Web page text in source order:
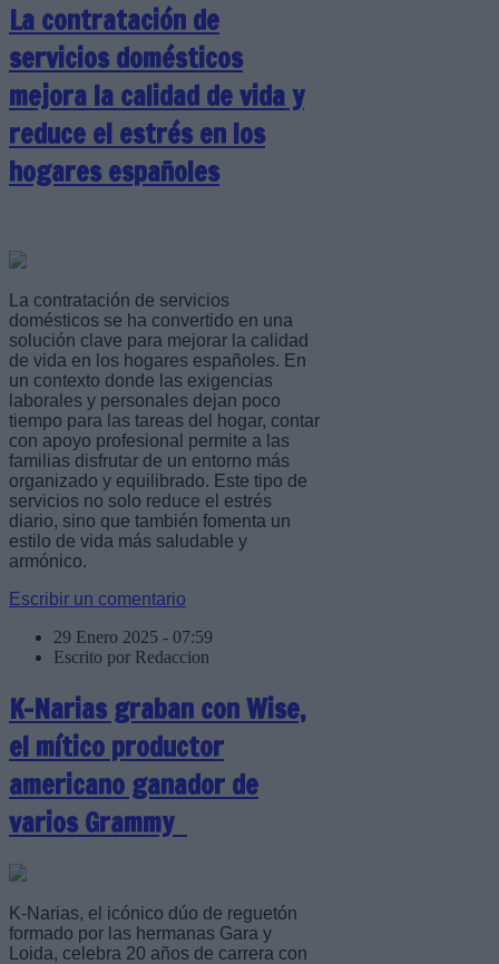
La contratación de
servicios domésticos
mejora la calidad de vida y
reduce el estrés en los
hogares españoles
La contratación de servicios
domésticos se ha convertido en una
solución clave para mejorar la calidad
de vida en los hogares españoles. En
un contexto donde las exigencias
laborales y personales dejan poco
tiempo para las tareas del hogar, contar
con apoyo profesional permite a las
familias disfrutar de un entorno más
organizado y equilibrado. Este tipo de
servicios no solo reduce el estrés
diario, sino que también fomenta un
estilo de vida más saludable y
armónico.
Escribir un comentario
29 Enero 2025 - 07:59
Escrito por Redaccion
K-Narias graban con Wise,
el mítico productor
americano ganador de
varios Grammy
K-Narias, el icónico dúo de reguetón
formado por las hermanas Gara y
Loida, celebra 20 años de carrera con